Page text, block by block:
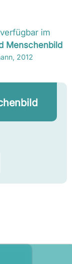
im
Menschenbild
2012